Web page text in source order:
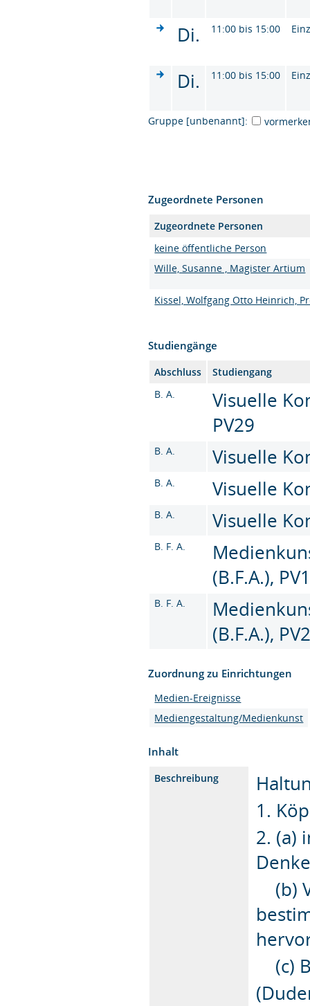
Di. 11:00 bis 15:00
Di. 11:00 bis 15:00
Gruppe [unbenannt]:
Zugeordnete Personen
Zugeordnete Personen
keine öffentliche Person
Wille, Susanne , Magister Artium
Kissel, Wolfgang Otto Heinrich,
Studiengänge
Abschluss
Studiengang
B. A.
Visuelle
PV29
B. A. Visuelle
B. A. Visuelle
B. A. Visuelle
B. F. A.
(B.F.A.),
B. F. A.
(B.F.A.),
Zuordnung zu Einrichtungen
Medien-Ereignisse
Mediengestaltung/Medienkunst
Inhalt
Beschreibung
1.
2. (a)
(b)
(c)